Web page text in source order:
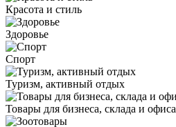
Красота и стиль
Здоровье
Спорт
Туризм, активный отдых
Товары для бизнеса, склада и офиса